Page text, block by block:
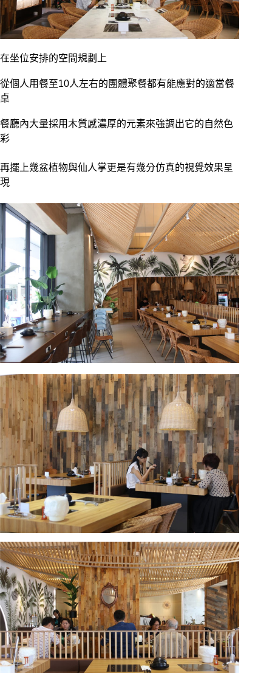
在坐位安排的空間規劃上
從個人用餐至10人左右的團體聚餐都有能應對的適當餐
桌
餐廳內大量採用木質感濃厚的元素來強調出它的自然色
彩
再擺上幾盆植物與仙人掌更是有幾分仿真的視覺效果呈
現